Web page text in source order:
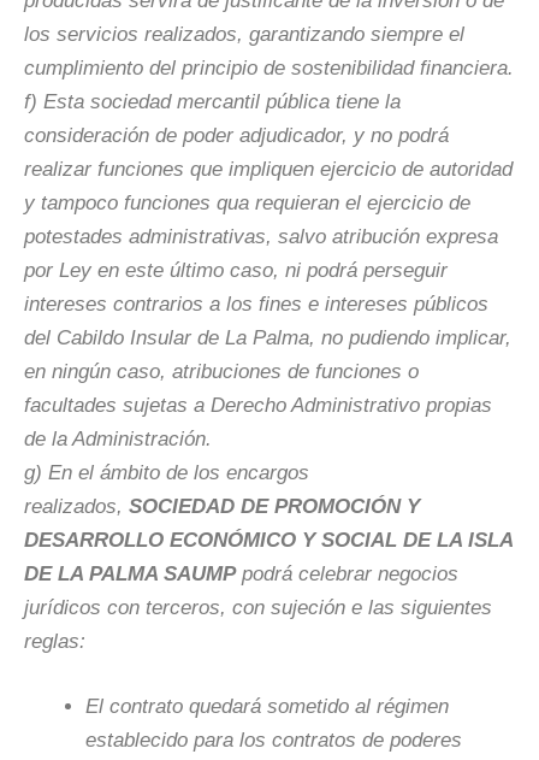
los servicios realizados, garantizando siempre el
cumplimiento del principio de sostenibilidad financiera.
f) Esta sociedad mercantil pública tiene la
consideración de poder adjudicador, y no podrá
realizar funciones que impliquen ejercicio de autoridad
y tampoco funciones qua requieran el ejercicio de
potestades administrativas, salvo atribución expresa
por Ley en este último caso, ni podrá perseguir
intereses contrarios a los fines e intereses públicos
del Cabildo Insular de La Palma, no pudiendo implicar,
en ningún caso, atribuciones de funciones o
facultades sujetas a Derecho Administrativo propias
de la Administración.
g) En el ámbito de los encargos
realizados, SOCIEDAD DE PROMOCIÓN Y
DESARROLLO ECONÓMICO Y SOCIAL DE LA ISLA
DE LA PALMA SAUMPpodrá celebrar negocios
jurídicos con terceros, con sujeción e las siguientes
reglas:
El contrato quedará sometido al régimen
establecido para los contratos de poderes